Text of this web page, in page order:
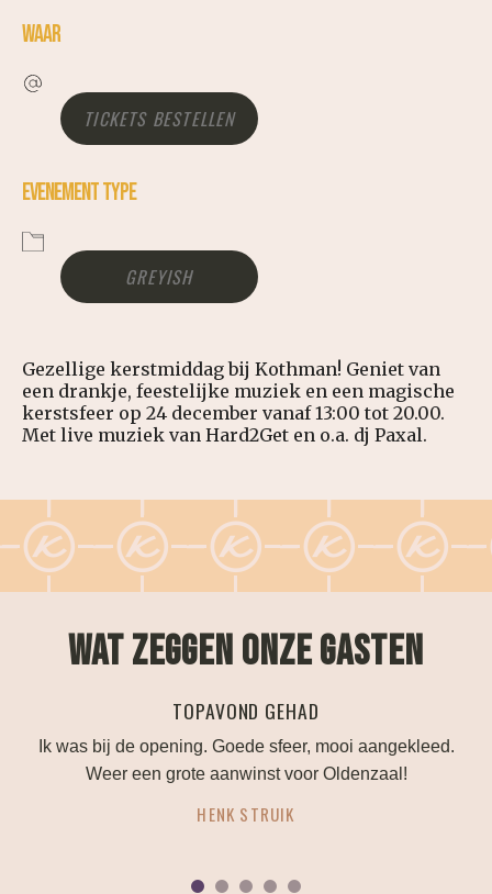
GOOGLE CALENDAR
ICALENDAR
OFFICE 365
WAAR
TICKETS BESTELLEN
EVENEMENT TYPE
GREYISH
Gezellige kerstmiddag bij Kothman! Geniet van
een drankje, feestelijke muziek en een magische
kerstsfeer op 24 december vanaf 13:00 tot 20.00.
Met live muziek van Hard2Get en o.a. dj Paxal.
WAT ZEGGEN ONZE GASTEN
TOPAVOND GEHAD
Ik was bij de opening. Goede sfeer, mooi aangekleed.
Weer een grote aanwinst voor Oldenzaal!
HENK STRUIK